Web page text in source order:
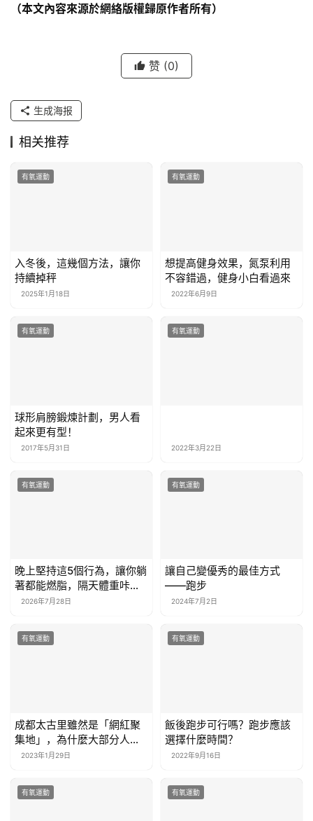
（本文內容來源於網絡版權歸原作者所有）
赞 (0)
生成海报
相关推荐
有氧運動
入冬後，這幾個方法，讓你
持續掉秤
2025年1月18日
有氧運動
想提高健身效果，氮泵利用
不容錯過，健身小白看過來
2022年6月9日
有氧運動
球形肩膀鍛煉計劃，男人看
起來更有型！
2017年5月31日
有氧運動
2022年3月22日
有氧運動
晚上堅持這5個行為，讓你躺
著都能燃脂，隔天體重咔咔
下降！
2026年7月28日
有氧運動
讓自己變優秀的最佳方式
——跑步
2024年7月2日
有氧運動
成都太古里雖然是「網紅聚
集地」，為什麼大部分人的
身材都很好？
2023年1月29日
有氧運動
飯後跑步可行嗎？跑步應該
選擇什麼時間？
2022年9月16日
有氧運動 有氧運動